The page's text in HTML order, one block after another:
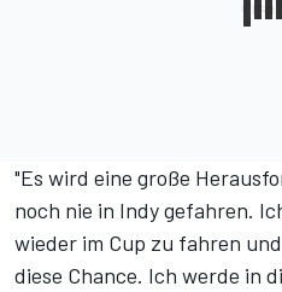
"Es wird eine große
noch nie in Indy gefahren.
wieder im Cup zu fahren
diese Chance. Ich werde in